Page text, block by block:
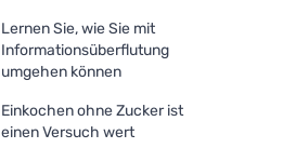
Lernen Sie, wie Sie mit
Informationsüberflutung
umgehen können
Einkochen ohne Zucker ist
einen Versuch wert